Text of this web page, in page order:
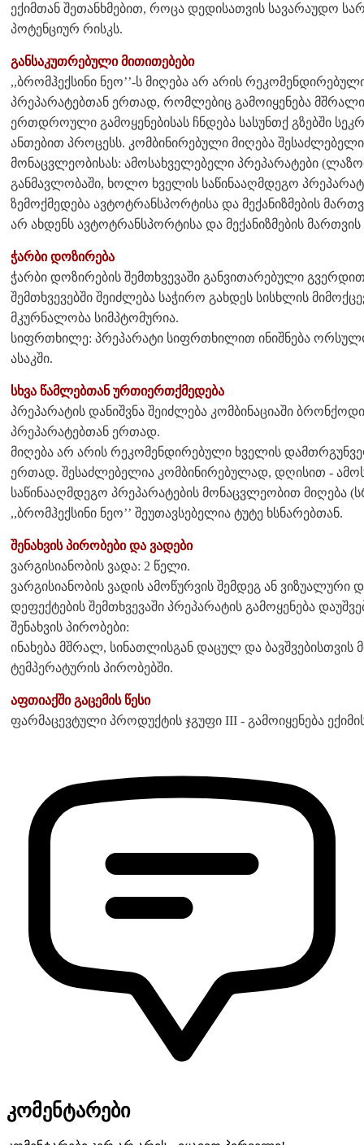
ექიმთან შეთანხმებით, როცა დედისათვის სავარაუდო
პოტენციურ რისკს.
განსაკუთრებული მითითებები
,,ბრომჰექსინი ნეო’’-ს მიღება არ არის
პრეპარატებთან ერთად, რომლებიც გამოიყენება
ერთდროული გამოყენებისას ჩნდება სასუნთქ გზებში
ანთებით პროცესს. კომბინირებული მიღება
მონაცვლეობისას: ამოსახველებელი პრეპარატები
განმავლობაში, ხოლო ხველის საწინააღმდეგო
ზემოქმედება ავტოტრანსპორტისა და მექანიზმების
არ ახდენს ავტოტრანსპორტისა და მექანიზმების მართვის
ჭარბი დოზირება
ჭარბი დოზირების შემთხვევაში განვითარებული
შემთხვევებში შეიძლება საჭირო გახდეს სისხლის
მკურნალობა სიმპტომურია.
სიფრთხილე: პრეპარატი სიფრთხილით ინიშნება
ასაკში.
სხვა წამლებთან ურთიერთქმედება
პრეპარატის დანიშვნა შეიძლება კომბინაციაში
პრეპარატებთან ერთად.
მიღება არ არის რეკომენდირებული ხველის
ერთად. შესაძლებელია კომბინირებულად, დღისით -
საწინააღმდეგო პრეპარატების მონაცვლეობით მიღება
,,ბრომჰექსინი ნეო’’ შეუთავსებელია ტუტე ხსნარებთან.
შენახვის პირობები და ვადები
ვარგისიანობის ვადა: 2 წელი.
ვარგისიანობის ვადის ამოწურვის შემდეგ ან
დეფექტების შემთხვევაში პრეპარატის გამოყენება
შენახვის პირობები:
ინახება მშრალ, სინათლისგან დაცულ და ბავშვებისთვის
ტემპერატურის პირობებში.
აფთიაქში გაცემის წესი
ფარმაცევტული პროდუქტის ჯგუფი III - გამოიყენება
კომენტარები